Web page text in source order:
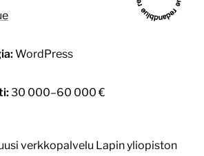
WordPress
30 000–60 000 €
verkkopalvelu Lapin yliopiston